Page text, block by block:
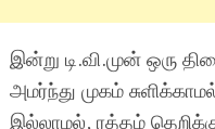
இன்று டி.வி.முன் ஒரு
அமர்ந்து முகம்